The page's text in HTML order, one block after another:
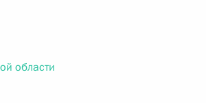
области